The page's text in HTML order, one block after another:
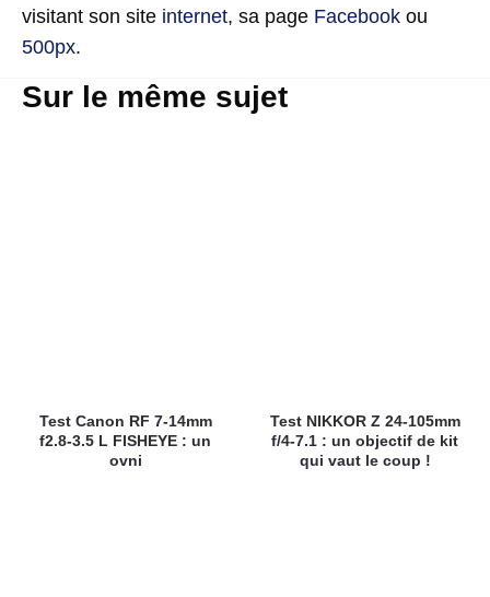
visitant son site internet, sa page Facebook ou
500px.
Sur le même sujet
Test Canon RF 7-14mm
f2.8-3.5 L FISHEYE : un
ovni
Test NIKKOR Z 24-105mm
f/4-7.1 : un objectif de kit
qui vaut le coup !